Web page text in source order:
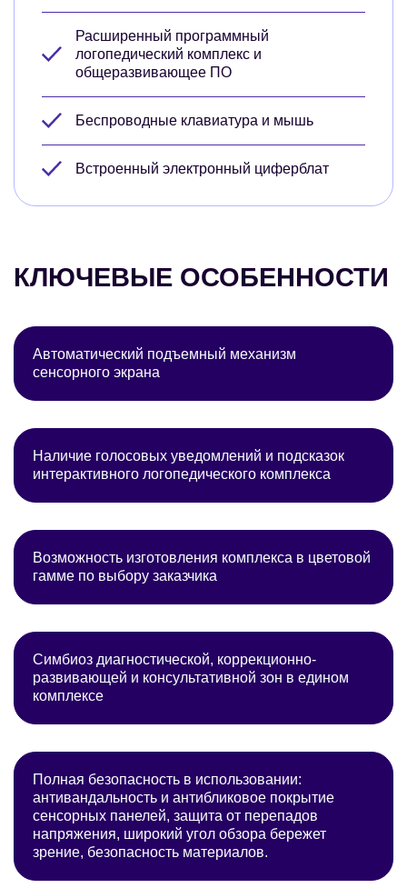
Расширенный программный
логопедический комплекс и
общеразвивающее ПО
Беспроводные клавиатура и мышь
Встроенный электронный циферблат
КЛЮЧЕВЫЕ ОСОБЕННОСТИ
Автоматический подъемный механизм
сенсорного экрана
Наличие голосовых уведомлений и подсказок
интерактивного логопедического комплекса
Возможность изготовления комплекса в цветовой
гамме по выбору заказчика
Симбиоз диагностической, коррекционно-
развивающей и консультативной зон в едином
комплексе
Полная безопасность в использовании:
антивандальность и антибликовое покрытие
сенсорных панелей, защита от перепадов
напряжения, широкий угол обзора бережет
зрение, безопасность материалов.